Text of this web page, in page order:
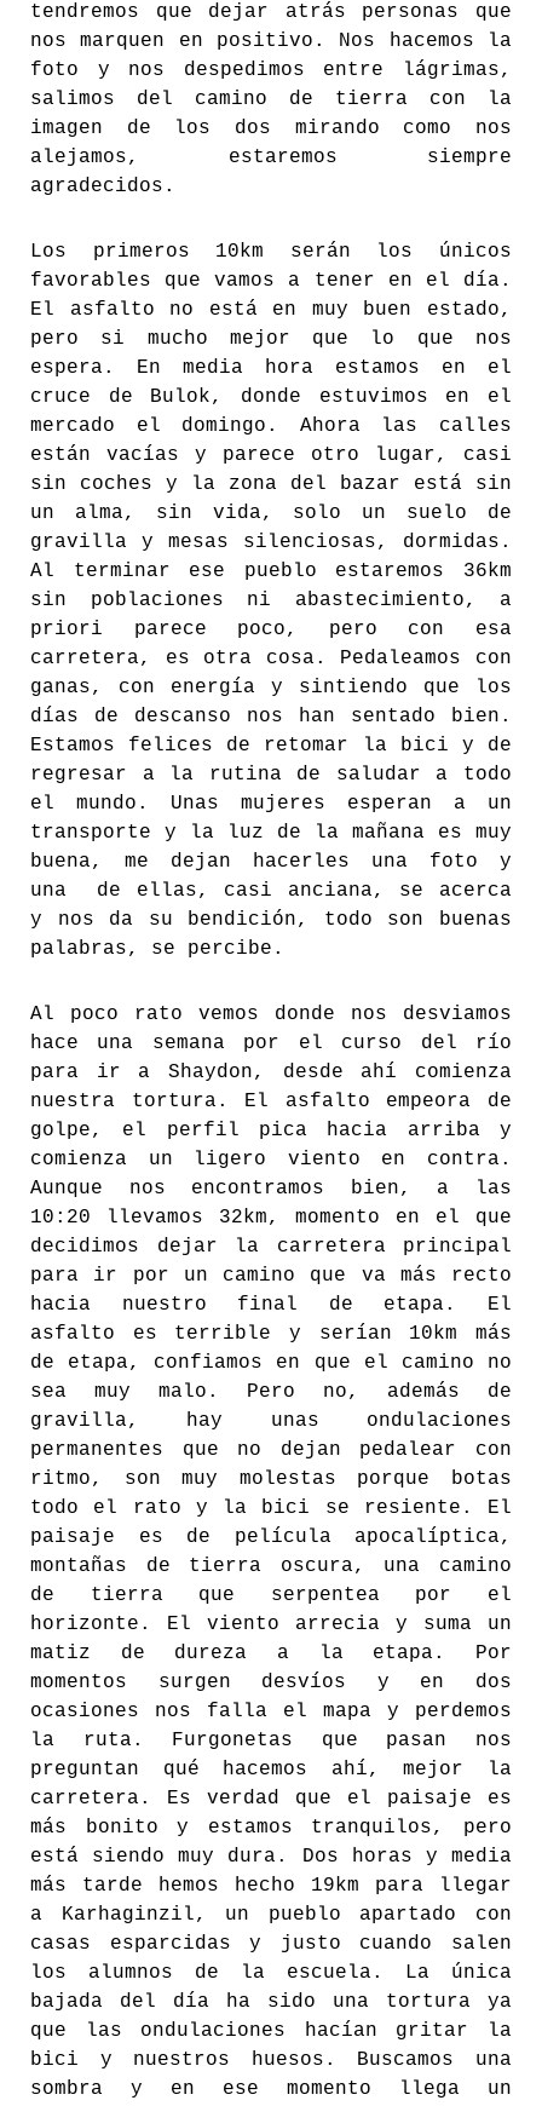
tendremos que dejar atrás personas que
nos marquen en positivo. Nos hacemos la
foto y nos despedimos entre lágrimas,
salimos del camino de tierra con la
imagen de los dos mirando como nos
alejamos, estaremos siempre
agradecidos.
Los primeros 10km serán los únicos
favorables que vamos a tener en el día.
El asfalto no está en muy buen estado,
pero si mucho mejor que lo que nos
espera. En media hora estamos en el
cruce de Bulok, donde estuvimos en el
mercado el domingo. Ahora las calles
están vacías y parece otro lugar, casi
sin coches y la zona del bazar está sin
un alma, sin vida, solo un suelo de
gravilla y mesas silenciosas, dormidas.
Al terminar ese pueblo estaremos 36km
sin poblaciones ni abastecimiento, a
priori parece poco, pero con esa
carretera, es otra cosa. Pedaleamos con
ganas, con energía y sintiendo que los
días de descanso nos han sentado bien.
Estamos felices de retomar la bici y de
regresar a la rutina de saludar a todo
el mundo. Unas mujeres esperan a un
transporte y la luz de la mañana es muy
buena, me dejan hacerles una foto y
una de ellas, casi anciana, se acerca
y nos da su bendición, todo son buenas
palabras, se percibe.
Al poco rato vemos donde nos desviamos
hace una semana por el curso del río
para ir a Shaydon, desde ahí comienza
nuestra tortura. El asfalto empeora de
golpe, el perfil pica hacia arriba y
comienza un ligero viento en contra.
Aunque nos encontramos bien, a las
10:20 llevamos 32km, momento en el que
decidimos dejar la carretera principal
para ir por un camino que va más recto
hacia nuestro final de etapa. El
asfalto es terrible y serían 10km más
de etapa, confiamos en que el camino no
sea muy malo. Pero no, además de
gravilla, hay unas ondulaciones
permanentes que no dejan pedalear con
ritmo, son muy molestas porque botas
todo el rato y la bici se resiente. El
paisaje es de película apocalíptica,
montañas de tierra oscura, una camino
de tierra que serpentea por el
horizonte. El viento arrecia y suma un
matiz de dureza a la etapa. Por
momentos surgen desvíos y en dos
ocasiones nos falla el mapa y perdemos
la ruta. Furgonetas que pasan nos
preguntan qué hacemos ahí, mejor la
carretera. Es verdad que el paisaje es
más bonito y estamos tranquilos, pero
está siendo muy dura. Dos horas y media
más tarde hemos hecho 19km para llegar
a Karhaginzil, un pueblo apartado con
casas esparcidas y justo cuando salen
los alumnos de la escuela. La única
bajada del día ha sido una tortura ya
que las ondulaciones hacían gritar la
bici y nuestros huesos. Buscamos una
sombra y en ese momento llega un